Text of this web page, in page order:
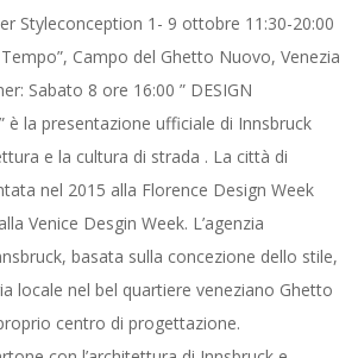
Styleconception 1- 9 ottobre 11:30-20:00
Campo del Ghetto Nuovo, Venezia
Sabato 8 ore 16:00 ” DESIGN
è la presentazione ufficiale di Innsbruck
e la cultura di strada . La città di
nel 2015 alla Florence Design Week
Venice Desgin Week. L’agenzia
basata sulla concezione dello stile,
locale nel bel quartiere veneziano Ghetto
centro di progettazione.